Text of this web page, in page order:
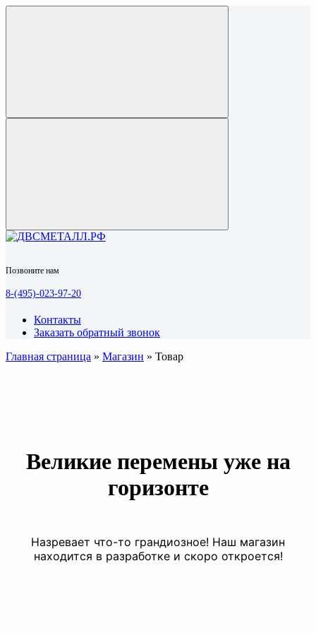
Позвоните нам
8-(495)-023-97-20
Контакты
Заказать обратный звонок
Главная страница » Магазин » Товар
Великие перемены уже на
горизонте
Назревает что-то грандиозное! Наш магазин
находится в разработке и скоро откроется!